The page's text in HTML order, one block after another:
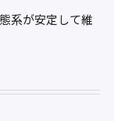
系が安定して維